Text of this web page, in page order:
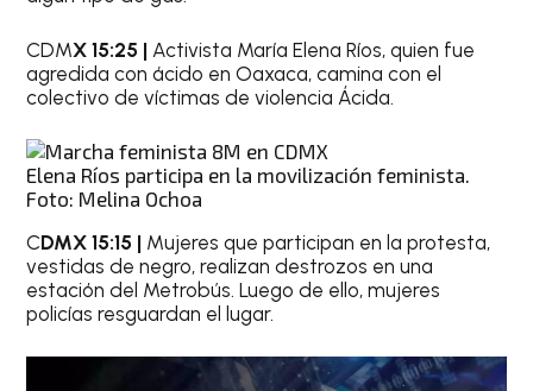
CDMX 15:25 | Activista María Elena Ríos, quien fue
agredida con ácido en Oaxaca, camina con el
colectivo de víctimas de violencia Ácida.
Elena Ríos participa en la movilización feminista.
Foto: Melina Ochoa
CDMX 15:15 | Mujeres que participan en la protesta,
vestidas de negro, realizan destrozos en una
estación del Metrobús. Luego de ello, mujeres
policías resguardan el lugar.